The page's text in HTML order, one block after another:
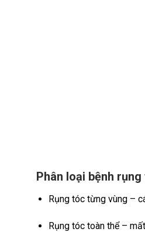
Phân loại bệnh
Rụng tóc từng vùng –
Rụng tóc toàn thể –